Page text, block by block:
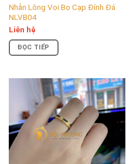
Nhẫn Lông Voi Bọ Cạp Đính Đá
NLVB04
Liên hệ
ĐỌC TIẾP